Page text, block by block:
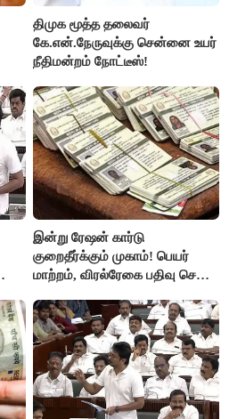
திமுக மூத்த தலைவர்
கே.என்.நேருவுக்கு சென்னை உயர்
நீதிமன்றம் நோட்டீஸ்!
இன்று ரேஷன் கார்டு
குறைதீர்க்கும் முகாம்! பெயர்
மாற்றம், விரல்ரேகை பதிவு செய்ய